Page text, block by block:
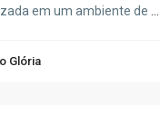
em um ambiente de
Glória